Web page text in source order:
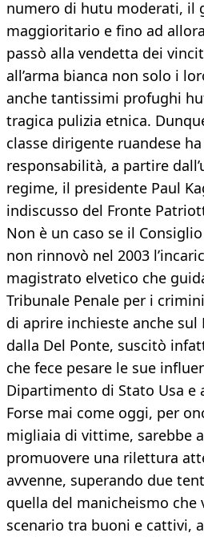
numero di hutu moderati, il
maggioritario e fino ad
passò alla vendetta dei
all’arma bianca non solo i
anche tantissimi profughi
tragica pulizia etnica.
classe dirigente ruandese
responsabilità, a partire
regime, il presidente Paul
indiscusso del Fronte
Non è un caso se il
non rinnovò nel 2003
magistrato elvetico che
Tribunale Penale per i
di aprire inchieste anche sul
dalla Del Ponte, suscitò
che fece pesare le sue
Dipartimento di Stato Usa e
Forse mai come oggi, per
migliaia di vittime, sarebbe
promuovere una rilettura
avvenne, superando due
quella del manicheismo che
scenario tra buoni e cattivi,